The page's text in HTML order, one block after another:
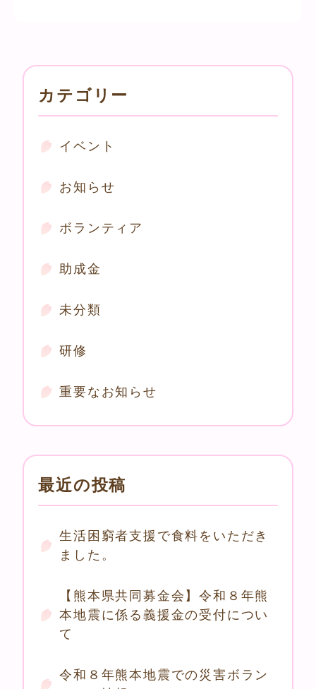
カテゴリー
イベント
お知らせ
ボランティア
助成金
未分類
研修
重要なお知らせ
最近の投稿
生活困窮者支援で食料をいただき
ました。
【熊本県共同募金会】令和８年熊
本地震に係る義援金の受付につい
て
令和８年熊本地震での災害ボラン